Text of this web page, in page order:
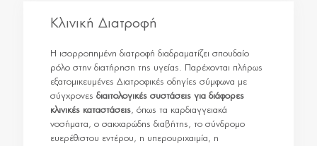
Κλινική Διατροφή
Η ισορροπημένη διατροφή διαδραματίζει σπουδαίο
ρόλο στην διατήρηση της υγείας. Παρέχονται πλήρως
εξατομικευμένες Διατροφικές οδηγίες σύμφωνα με
σύγχρονεςδιαιτολογικές συστάσεις για διάφορες
κλινικές καταστάσεις, όπως τα καρδιαγγειακά
νοσήματα, ο σακχαρώδης διαβήτης, το σύνδρομο
ευερέθιστου εντέρου, η υπερουριχαιμία, η